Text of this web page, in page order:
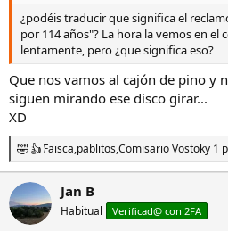
¿podéis traducir que significa el
por 114 años"? La hora la vemos en el
lentamente, pero ¿que significa eso?
Que nos vamos al cajón de pino y
siguen mirando ese disco girar...
XD
R
e
a
c
c
Faisca,pablitos,Comisario Vostoky 1
Jan B
Habitual Verificad@ con 2FA